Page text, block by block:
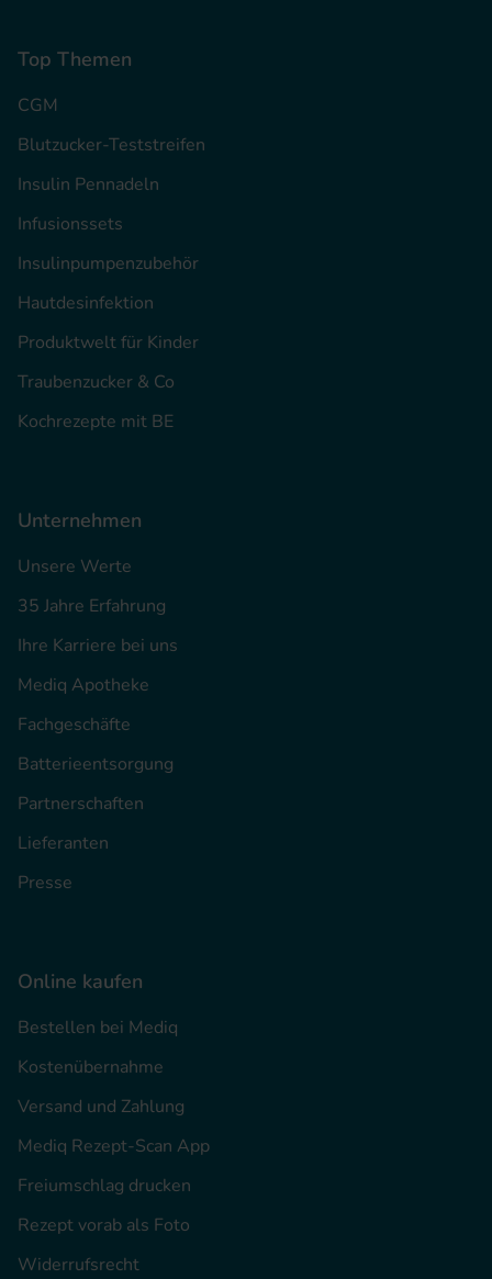
Top Themen
CGM
Blutzucker-Teststreifen
Insulin Pennadeln
Infusionssets
Insulinpumpenzubehör
Hautdesinfektion
Produktwelt für Kinder
Traubenzucker & Co
Kochrezepte mit BE
Unternehmen
Unsere Werte
35 Jahre Erfahrung
Ihre Karriere bei uns
Mediq Apotheke
Fachgeschäfte
Batterieentsorgung
Partnerschaften
Lieferanten
Presse
Online kaufen
Bestellen bei Mediq
Kostenübernahme
Versand und Zahlung
Mediq Rezept-Scan App
Freiumschlag drucken
Rezept vorab als Foto
Widerrufsrecht